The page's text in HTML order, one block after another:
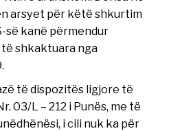
arsyet për këtë shkurtim
së kanë përmendur
shkaktuara nga
të dispozitës ligjore të
03/L – 212 i Punës, me të
i cili nuk ka për